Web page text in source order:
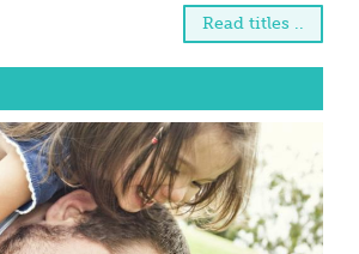
Read titles ..